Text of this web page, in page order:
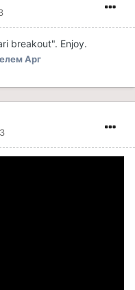
breakout". Enjoy.
Арг